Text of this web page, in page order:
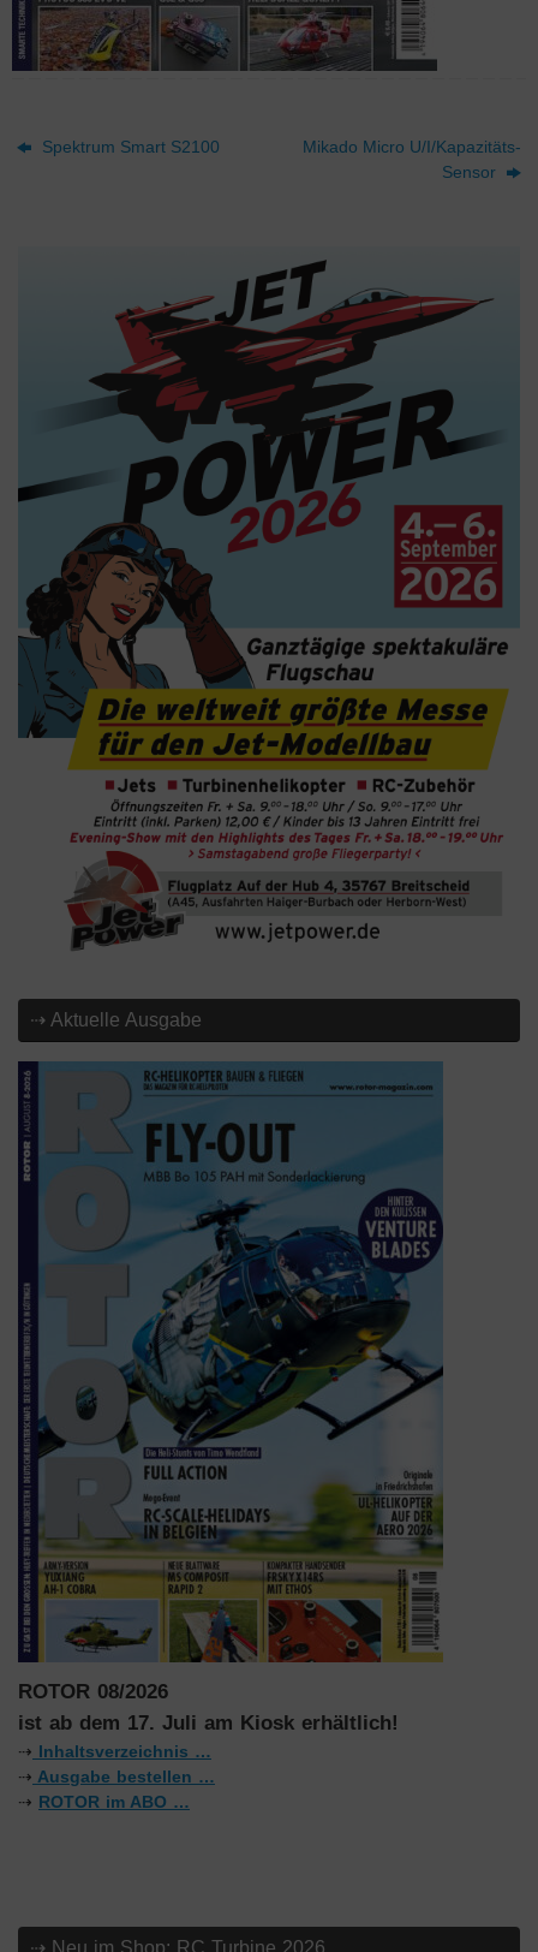
Spektrum Smart S2100
Mikado Micro U/I/Kapazitäts-
Sensor
⇢ Aktuelle Ausgabe
ROTOR 08/2026
ist ab dem 17. Juli am Kiosk erhältlich!
⇢ Inhaltsverzeichnis …
⇢ Ausgabe bestellen …
⇢ ROTOR im ABO …
⇢ Neu im Shop: RC Turbine 2026